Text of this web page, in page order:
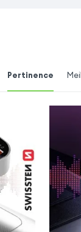
Pertinence